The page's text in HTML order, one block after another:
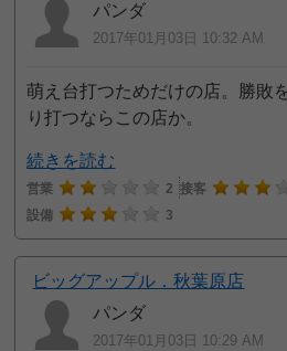
パンダ
2017年01月03日 10:32 AM
萌え台打つためだけの店。勝敗
り打つならこの店か。
続きを読む
営業 2 接客
設備
3
ビッグアップル．秋葉原店
パンダ
2017年01月03日 10:29 AM